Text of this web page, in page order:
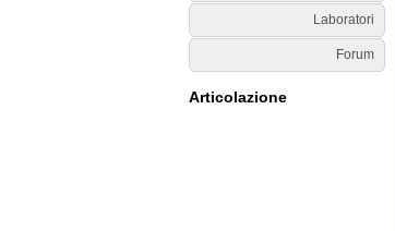
Laboratori
Forum
Articolazione